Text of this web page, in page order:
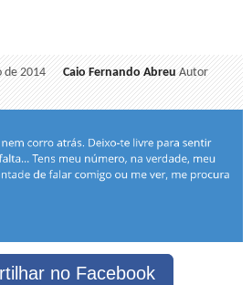
de 2014 Caio Fernando Abreu Autor
no Facebook